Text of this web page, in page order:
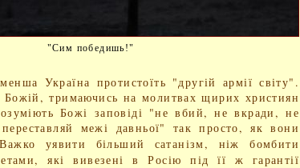
"Сим победишь!"
Україна протистоїть "другій армії світу".
тримаючись на молитвах щирих християн
Божі заповіді "не вбий, не вкради, не
межі давньої" так просто, як вони
уявити більший сатанізм, ніж бомбити
які вивезені в Росію під її ж гарантії